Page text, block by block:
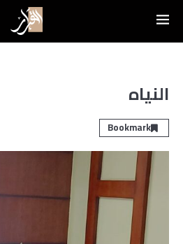
النياه
Bookmark